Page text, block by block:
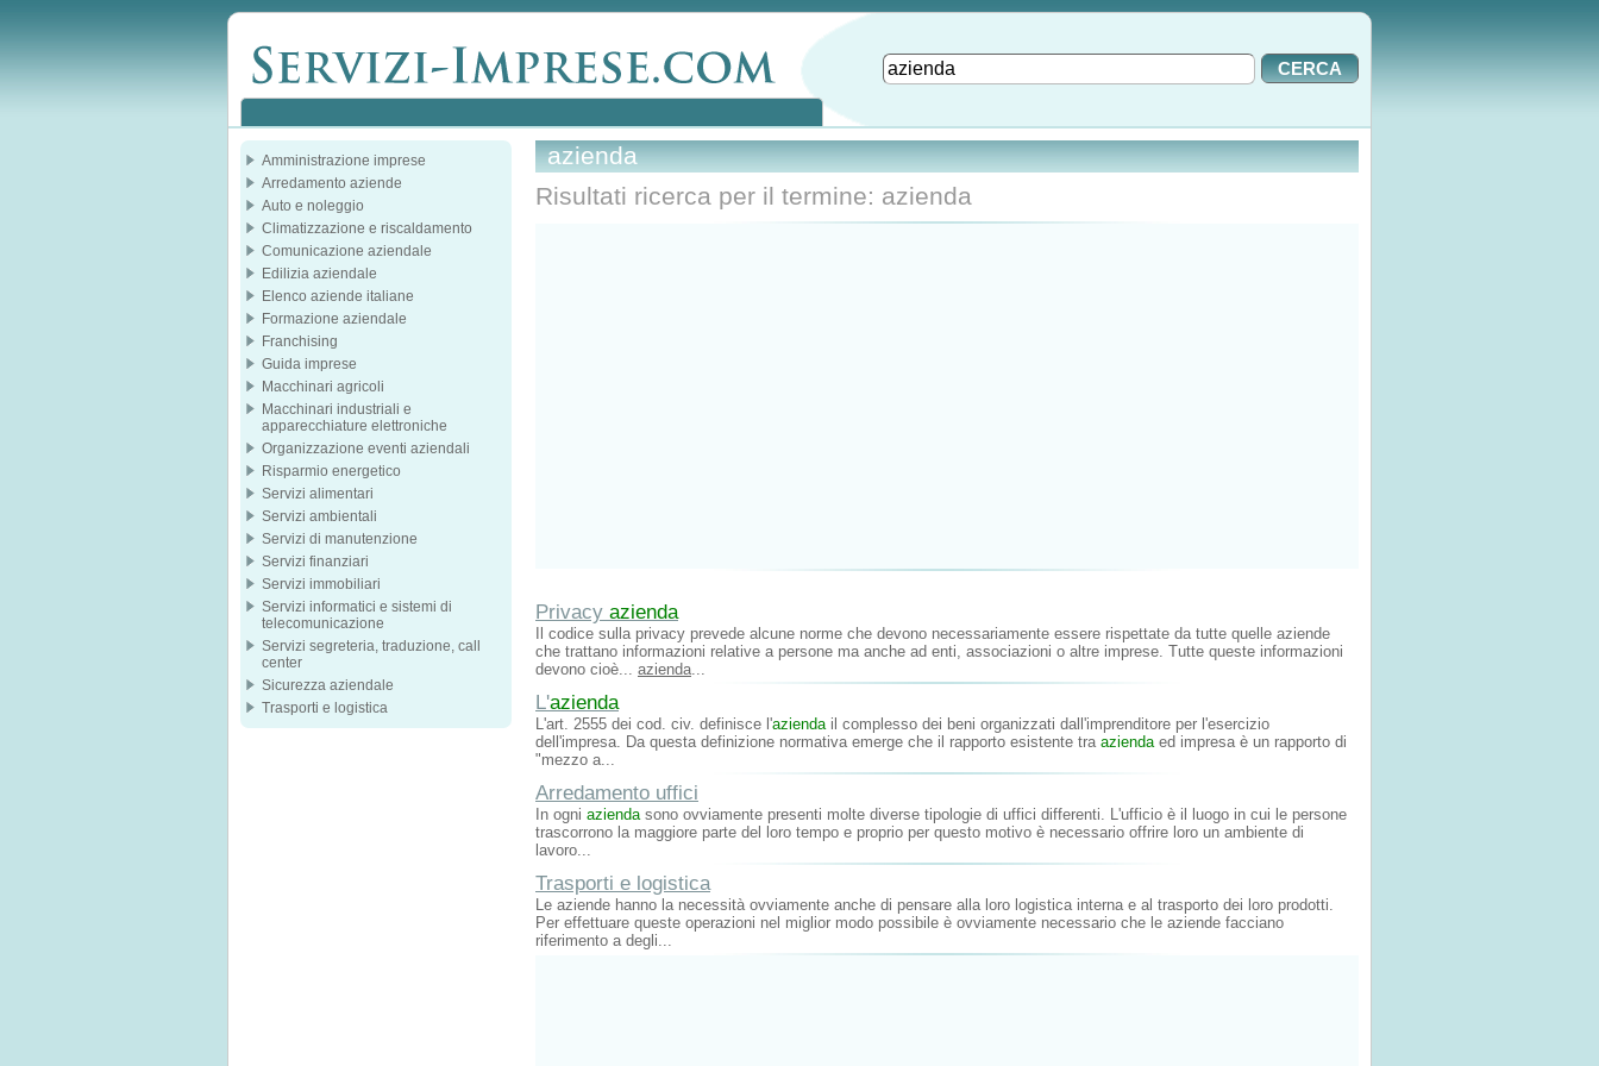
azienda
Risultati ricerca per il termine: azienda
Privacy azienda
Il codice sulla privacy prevede alcune norme che devono necessariamente essere rispettate da tutte quelle aziende
che trattano informazioni relative a persone ma anche ad enti, associazioni o altre imprese. Tutte queste informazioni
devono cioè... azienda...
L'azienda
L'art. 2555 dei cod. civ. definisce l'aziendail complesso dei beni organizzati dall'imprenditore per l'esercizio
dell'impresa. Da questa definizione normativa emerge che il rapporto esistente tra aziendaed impresa è un rapporto di
"mezzo a...
Arredamento uffici
In ogni aziendasono ovviamente presenti molte diverse tipologie di uffici differenti. L'ufficio è il luogo in cui le persone
trascorrono la maggiore parte del loro tempo e proprio per questo motivo è necessario offrire loro un ambiente di
lavoro...
Trasporti e logistica
Le aziende hanno la necessità ovviamente anche di pensare alla loro logistica interna e al trasporto dei loro prodotti.
Per effettuare queste operazioni nel miglior modo possibile è ovviamente necessario che le aziende facciano
riferimento a degli...
Amministrazione imprese
Arredamento aziende
Auto e noleggio
Climatizzazione e riscaldamento
Comunicazione aziendale
Edilizia aziendale
Elenco aziende italiane
Formazione aziendale
Franchising
Guida imprese
Macchinari agricoli
Macchinari industriali e
apparecchiature elettroniche
Organizzazione eventi aziendali
Risparmio energetico
Servizi alimentari
Servizi ambientali
Servizi di manutenzione
Servizi finanziari
Servizi immobiliari
Servizi informatici e sistemi di
telecomunicazione
Servizi segreteria, traduzione, call
center
Sicurezza aziendale
Trasporti e logistica